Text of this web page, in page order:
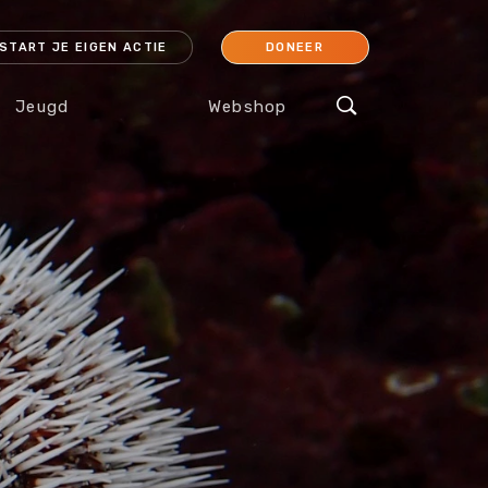
START JE EIGEN ACTIE DONEER
Koraal
Orang-oetan
IJsbeer
Jeugd Webshop